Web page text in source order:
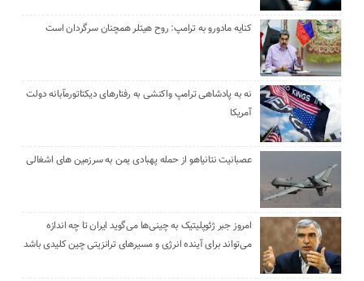
کنایه مادورو به ترامپ: روح هیتلر همچنان سرگردان است
نه به پادشاهی ترامپ واکنشی به رفتارهای دیکتاتورمآبانه دولت
آمریکا
عصبانیت نتانیاهو از حمله پهبادی یمن به سرزمین های اشغالی
امروز جبر ژئوپلیتیک به چینی‌ها می‌گوید ایران تا چه اندازه
می‌تواند برای آینده انرژی و مسیرهای ترانزیتی چین کلیدی باشد